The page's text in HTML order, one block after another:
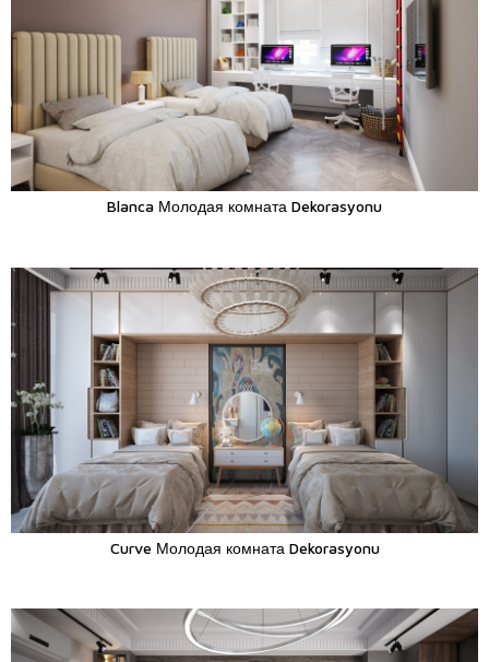
Blanca Молодая комната Dekorasyonu
Curve Молодая комната Dekorasyonu